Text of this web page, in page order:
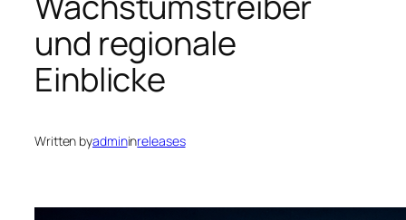
und regionale
Einblicke
Written byadmininreleases